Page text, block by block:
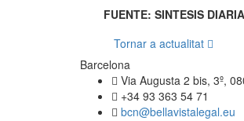
FUENTE: SINTESIS DIARIA
Tornar a actualitat
Barcelona
Via Augusta 2 bis, 3º,
+34 93 363 54 71
bcn@bellavistalegal.eu